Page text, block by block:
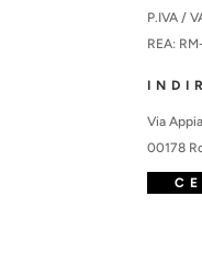
P.IVA /
REA:
Via
00178